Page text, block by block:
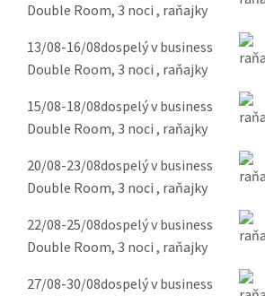
Double Room, 3 noci , raňajky
13/08-16/08dospelý v business
Double Room, 3 noci , raňajky
15/08-18/08dospelý v business
Double Room, 3 noci , raňajky
20/08-23/08dospelý v business
Double Room, 3 noci , raňajky
22/08-25/08dospelý v business
Double Room, 3 noci , raňajky
27/08-30/08dospelý v business